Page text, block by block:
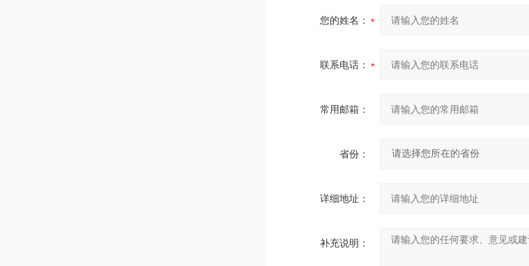
您的姓名：
联系电话：
常用邮箱：
省份：
详细地址：
补充说明：